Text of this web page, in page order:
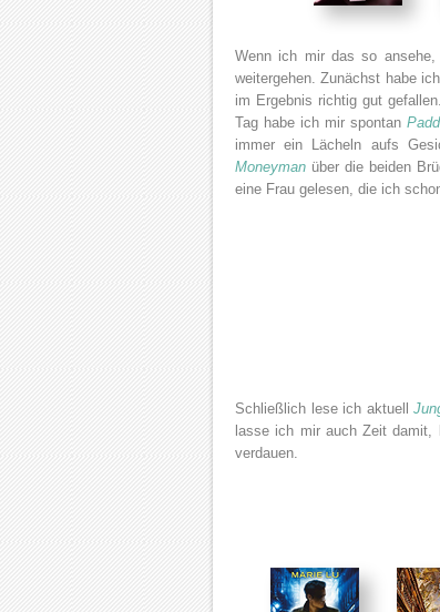
Wenn ich mir das so
weitergehen. Zunächst habe
im Ergebnis richtig gut
Tag habe ich mir spontan
immer ein Lächeln aufs
Moneyman über die beiden
eine Frau gelesen, die ich
Schließlich lese ich aktuell
lasse ich mir auch Zeit
verdauen.